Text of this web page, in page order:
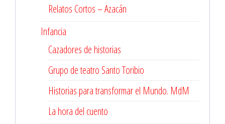
Relatos Cortos – Azacán
Infancia
Cazadores de historias
Grupo de teatro Santo Toribio
Historias para transformar el Mundo. MdM
La hora del cuento